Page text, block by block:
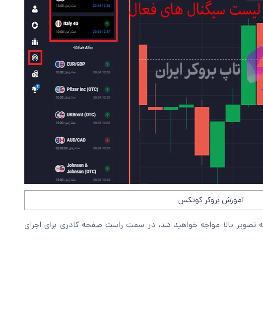
آموزش بروکر کوتکس
تصویر بالا مواجه خواهید شد، در سمت راست صفحه کادری برای اجرای